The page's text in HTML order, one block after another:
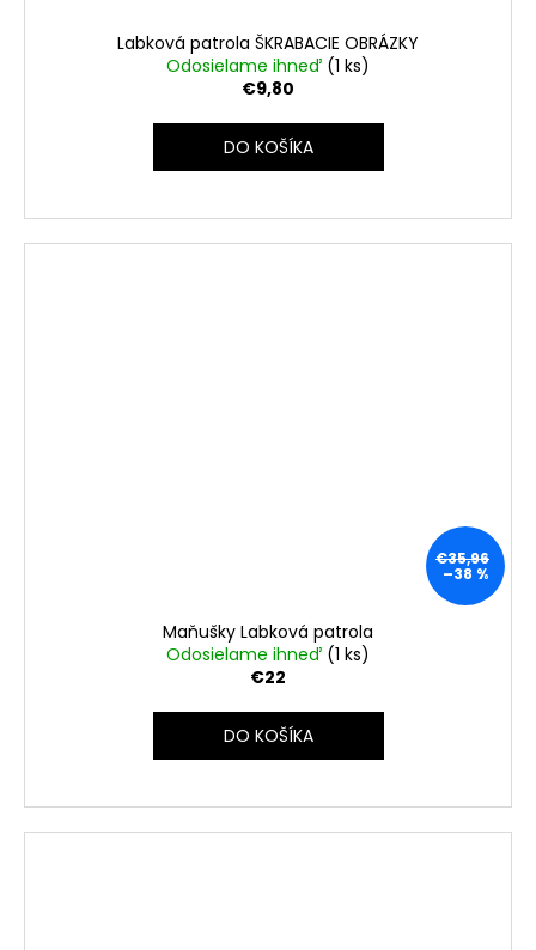
Labková patrola ŠKRABACIE OBRÁZKY
Odosielame ihneď (1 ks)
€9,80
DO KOŠÍKA
€35,96
–38 %
Maňušky Labková patrola
Odosielame ihneď (1 ks)
€22
DO KOŠÍKA